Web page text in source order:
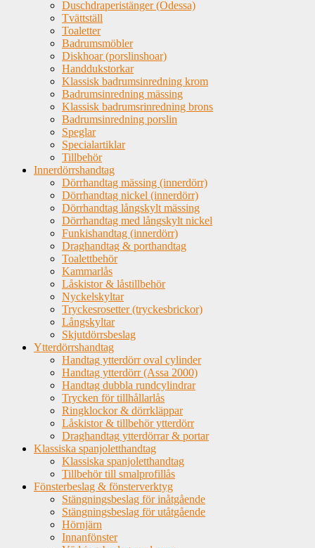
Duschdraperistänger (Odessa)
Tvättställ
Toaletter
Badrumsmöbler
Diskhoar (porslinshoar)
Handdukstorkar
Klassisk badrumsinredning krom
Badrumsinredning mässing
Klassisk badrumsrinredning brons
Badrumsinredning porslin
Speglar
Specialartiklar
Tillbehör
Innerdörrshandtag
Dörrhandtag mässing (innerdörr)
Dörrhandtag nickel (innerdörr)
Dörrhandtag långskylt mässing
Dörrhandtag med långskylt nickel
Funkishandtag (innerdörr)
Draghandtag & porthandtag
Toalettbehör
Kammarlås
Låskistor & låstillbehör
Nyckelskyltar
Tryckesrosetter (tryckesbrickor)
Långskyltar
Skjutdörrsbeslag
Ytterdörrshandtag
Handtag ytterdörr oval cylinder
Handtag ytterdörr (Assa 2000)
Handtag dubbla rundcylindrar
Trycken för tillhållarlås
Ringklockor & dörrkläppar
Låskistor & tillbehör ytterdörr
Draghandtag ytterdörrar & portar
Klassiska spanjoletthandtag
Klassiska spanjoletthandtag
Tillbehör till smalprofillås
Fönsterbeslag & fönsterverktyg
Stängningsbeslag för inåtgående
Stängningsbeslag för utåtgående
Hörnjärn
Innanfönster